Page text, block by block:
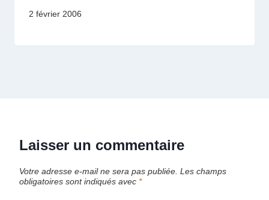
2 février 2006
Laisser un commentaire
Votre adresse e-mail ne sera pas publiée. Les champs
obligatoires sont indiqués avec *